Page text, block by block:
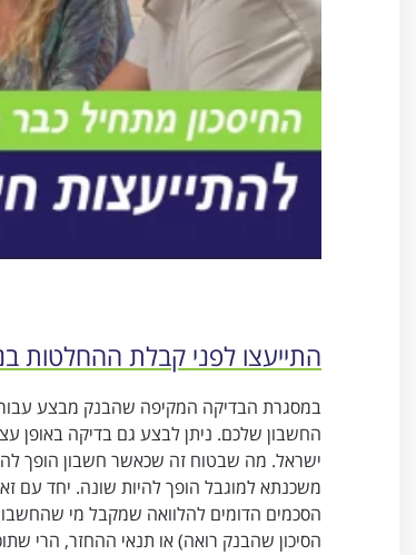
התייעצו לפני קבלת ההחלטות
במסגרת הבדיקה המקיפה שהבנק מבצע
החשבון שלכם. ניתן לבצע גם בדיקה באופן
ישראל. מה שבטוח זה שכאשר חשבון הופך
משכנתא למוגבל הופך להיות שונה. יחד עם
הסכמים הדומים להלוואה שמקבל מי
הסיכון שהבנק רואה) או תנאי ההחזר, הרי